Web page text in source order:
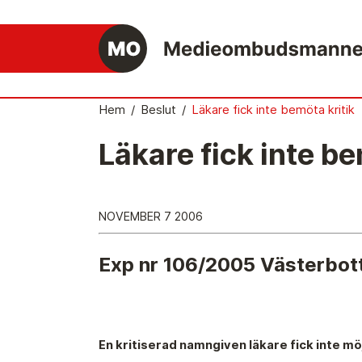
Det medieetiska systemet
Mediernas Etiknämnd fattar de avgörande
besluten
Publicitetsreglerna – grunden i det
Vill du ansluta till det medieetiska
Hem / Beslut / Läkare fick inte bemöta kritik
Läkare fick inte
NOVEMBER 7 2006
Exp nr 106/2005
En kritiserad namngiven läkare fick inte